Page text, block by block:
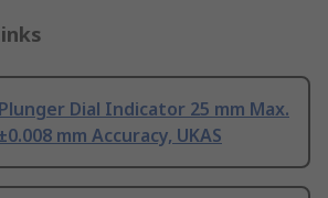
Dial Indicator 25 mm Max.
mm Accuracy, UKAS